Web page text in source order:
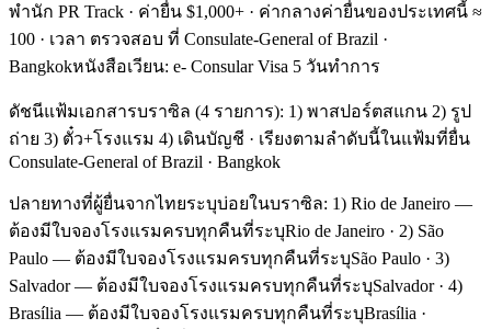
พำนัก PR Track · ค่ายื่น $1,000+ · ค่ากลางค่ายื่นของประเทศนี้ ≈
100 · เวลา ตรวจสอบ ที่ Consulate-General of Brazil ·
Bangkokหนังสือเวียน: e- Consular Visa 5 วันทำการ
ดัชนีแฟ้มเอกสารบราซิล (4 รายการ): 1) พาสปอร์ตสแกน 2) รูป
ถ่าย 3) ตั๋ว+โรงแรม 4) เดินบัญชี · เรียงตามลำดับนี้ในแฟ้มที่ยื่น
Consulate-General of Brazil · Bangkok
ปลายทางที่ผู้ยื่นจากไทยระบุบ่อยในบราซิล: 1) Rio de Janeiro —
ต้องมีใบจองโรงแรมครบทุกคืนที่ระบุRio de Janeiro · 2) São
Paulo — ต้องมีใบจองโรงแรมครบทุกคืนที่ระบุSão Paulo · 3)
Salvador — ต้องมีใบจองโรงแรมครบทุกคืนที่ระบุSalvador · 4)
Brasília — ต้องมีใบจองโรงแรมครบทุกคืนที่ระบุBrasília ·